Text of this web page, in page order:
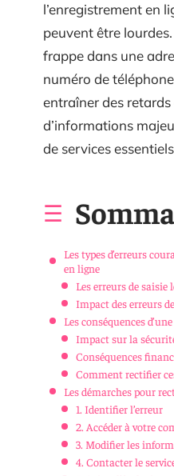
l’enregistrement en
peuvent être
frappe dans une
numéro de
entraîner des
d’informations
de services
Les types d’erreurs
en ligne
Les erreurs de saisie
Impact des erreurs
Les conséquences
Impact sur la
Conséquences
Comment rectifier
Les démarches pour
1. Identifier l’erreur
2. Accéder à votre
3. Modifier les
4. Contacter le